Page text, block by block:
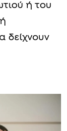
ή του
δείχνουν